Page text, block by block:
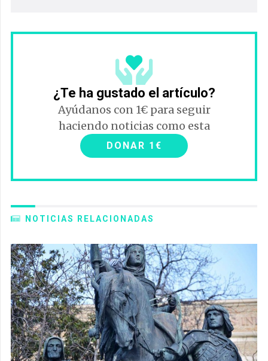
¿Te ha gustado el artículo?
Ayúdanos con 1€ para seguir
haciendo noticias como esta
DONAR 1€
NOTICIAS RELACIONADAS